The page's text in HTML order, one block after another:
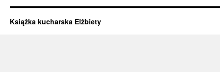
Książka kucharska Elżbiety